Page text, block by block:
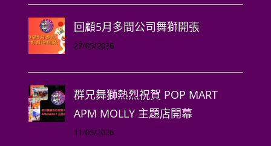
回顧5月多間公司舞獅開張
27/05/2026
群兄舞獅熱烈祝賀 POP MART
APM MOLLY 主題店開幕
11/05/2026